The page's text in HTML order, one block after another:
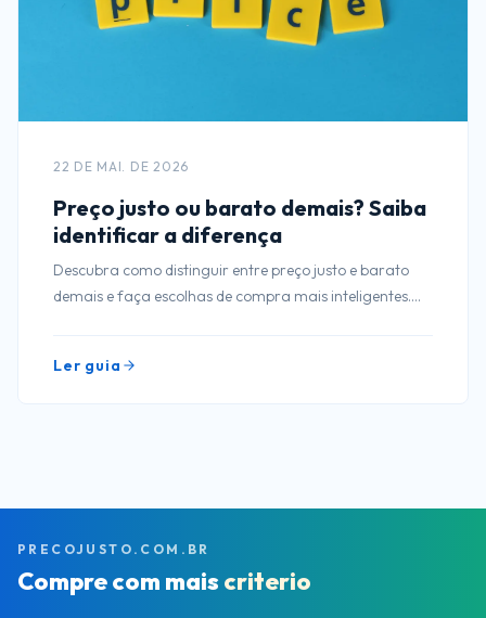
22 DE MAI. DE 2026
Preço justo ou barato demais? Saiba
identificar a diferença
Descubra como distinguir entre preço justo e barato
demais e faça escolhas de compra mais inteligentes.
Ler guia
PRECOJUSTO.COM.BR
Compre com maiscriterio